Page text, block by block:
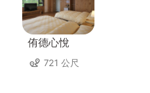
侑德心悅
721 公尺